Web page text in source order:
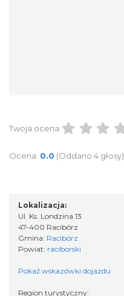
Twoja ocena:
Ocena: 0.0 (Oddano 4 głosy)
Lokalizacja:
Ul. Ks. Londzina 13
47-400 Racibórz
Gmina: Racibórz
Powiat: raciborski
Pokaż wskazówki dojazdu
Region turystyczny: